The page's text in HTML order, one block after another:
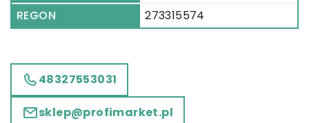
REGON
273315574
48327553031
sklep@profimarket.pl